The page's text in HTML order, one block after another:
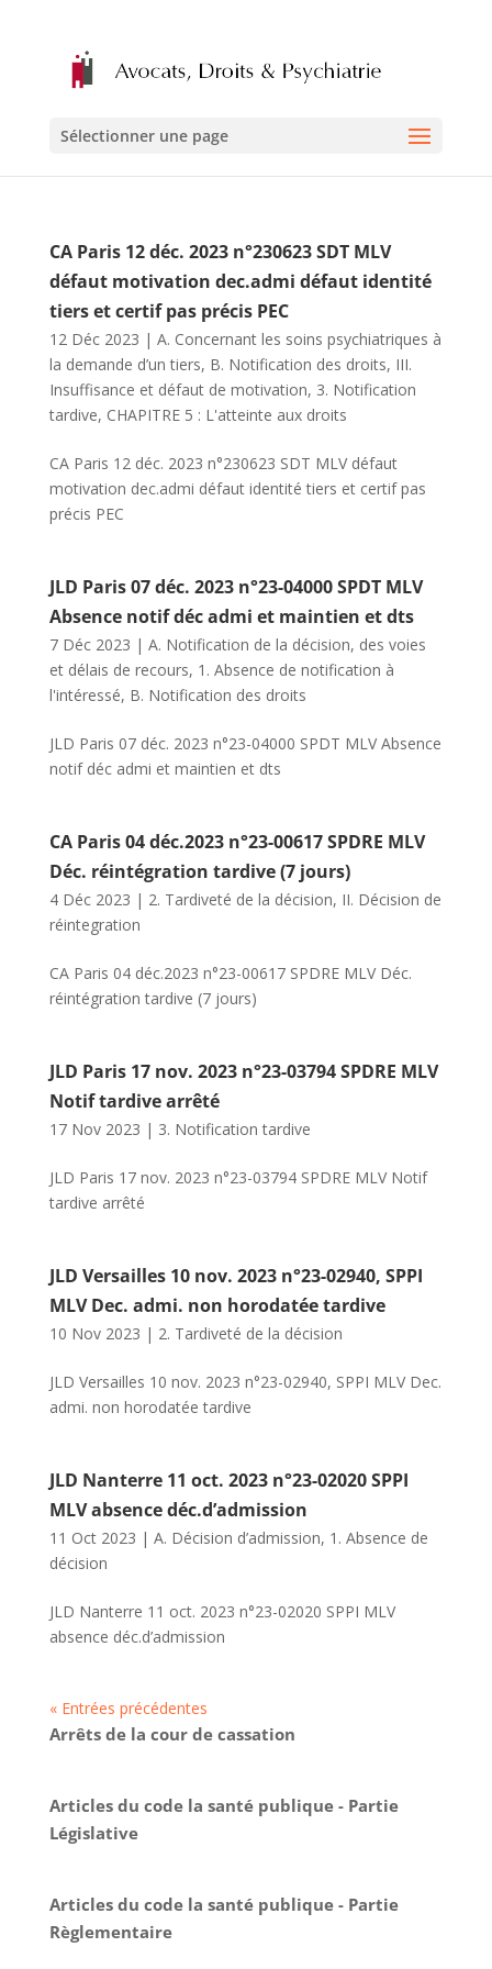
Sélectionner une page
CA Paris 12 déc. 2023 n°230623 SDT MLV
défaut motivation dec.admi défaut identité
tiers et certif pas précis PEC
12 Déc 2023 | A. Concernant les soins psychiatriques à
la demande d’un tiers, B. Notification des droits, III.
Insuffisance et défaut de motivation, 3. Notification
tardive, CHAPITRE 5 : L'atteinte aux droits
CA Paris 12 déc. 2023 n°230623 SDT MLV défaut
motivation dec.admi défaut identité tiers et certif pas
précis PEC
JLD Paris 07 déc. 2023 n°23-04000 SPDT MLV
Absence notif déc admi et maintien et dts
7 Déc 2023 | A. Notification de la décision, des voies
et délais de recours, 1. Absence de notification à
l'intéressé, B. Notification des droits
JLD Paris 07 déc. 2023 n°23-04000 SPDT MLV Absence
notif déc admi et maintien et dts
CA Paris 04 déc.2023 n°23-00617 SPDRE MLV
Déc. réintégration tardive (7 jours)
4 Déc 2023 | 2. Tardiveté de la décision, II. Décision de
réintegration
CA Paris 04 déc.2023 n°23-00617 SPDRE MLV Déc.
réintégration tardive (7 jours)
JLD Paris 17 nov. 2023 n°23-03794 SPDRE MLV
Notif tardive arrêté
17 Nov 2023 | 3. Notification tardive
JLD Paris 17 nov. 2023 n°23-03794 SPDRE MLV Notif
tardive arrêté
JLD Versailles 10 nov. 2023 n°23-02940, SPPI
MLV Dec. admi. non horodatée tardive
10 Nov 2023 | 2. Tardiveté de la décision
JLD Versailles 10 nov. 2023 n°23-02940, SPPI MLV Dec.
admi. non horodatée tardive
JLD Nanterre 11 oct. 2023 n°23-02020 SPPI
MLV absence déc.d’admission
11 Oct 2023 | A. Décision d’admission, 1. Absence de
décision
JLD Nanterre 11 oct. 2023 n°23-02020 SPPI MLV
absence déc.d’admission
« Entrées précédentes
Arrêts de la cour de cassation
Articles du code la santé publique - Partie
Législative
Articles du code la santé publique - Partie
Règlementaire